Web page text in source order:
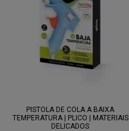
PISTOLA DE COLA A BAIXA
TEMPERATURA | PLICO | MATERIAIS
DELICADOS